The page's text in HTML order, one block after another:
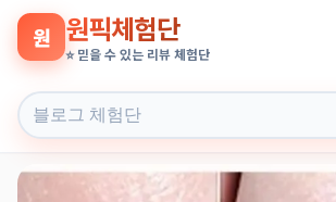
원 원픽체험단
⭐ 믿을 수 있는 리뷰 체험단